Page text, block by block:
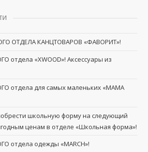
ОТДЕЛА КАНЦТОВАРОВ «ФАВОРИТ»!
отдела «XWOOD»! Аксессуары из
отдела для самых маленьких «МАМА
школьную форму на следующий
ценам в отделе «Школьная форма»!
отдела одежды «MARCH»!